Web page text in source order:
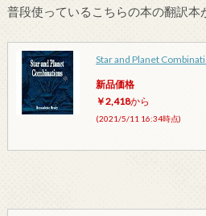
普段使っているこちらの本の翻訳本
Star and Planet
新品価格
￥2,418から
(2021/5/11 16:34時点)